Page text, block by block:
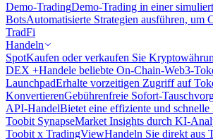
Demo-TradingDemo-Trading in einer
BotsAutomatisierte Strategien ausführen, um
TradFi
Handeln
SpotKaufen oder verkaufen Sie
DEX +Handele beliebte On-Chain-Web3-
LaunchpadErhalte vorzeitigen Zugriff auf
KonvertierenGebührenfreie Sofort-
API-HandelBietet eine effiziente und
Toobit SynapseMarket Insights durch KI-
Toobit x TradingViewHandeln Sie direkt aus